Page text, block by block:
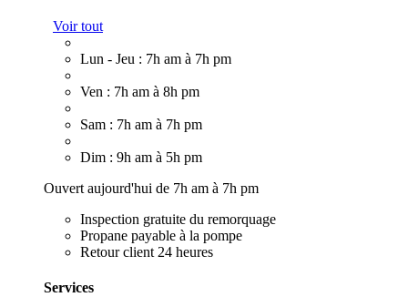
Voir tout
Lun - Jeu : 7h am à 7h pm
Ven : 7h am à 8h pm
Sam : 7h am à 7h pm
Dim : 9h am à 5h pm
Ouvert aujourd'hui de 7h am à 7h pm
Inspection gratuite du remorquage
Propane payable à la pompe
Retour client 24 heures
Services